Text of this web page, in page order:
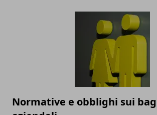
Normative e obblighi sui